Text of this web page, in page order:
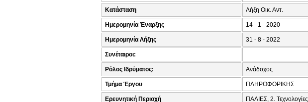
Κατάσταση Λήξη Οικ. Αντ.
Ημερομηνία Έναρξης 14 - 1 - 2020
Ημερομηνία Λήξης 31 - 8 - 2022
Συνέταιροι:
Ρόλος Ιδρύματος: Ανάδοχος
Τμήμα Έργου ΠΛΗΡΟΦΟΡΙΚΗΣ
Ερευνητική Περιοχή ΠΑΛΙΕΣ, 2.